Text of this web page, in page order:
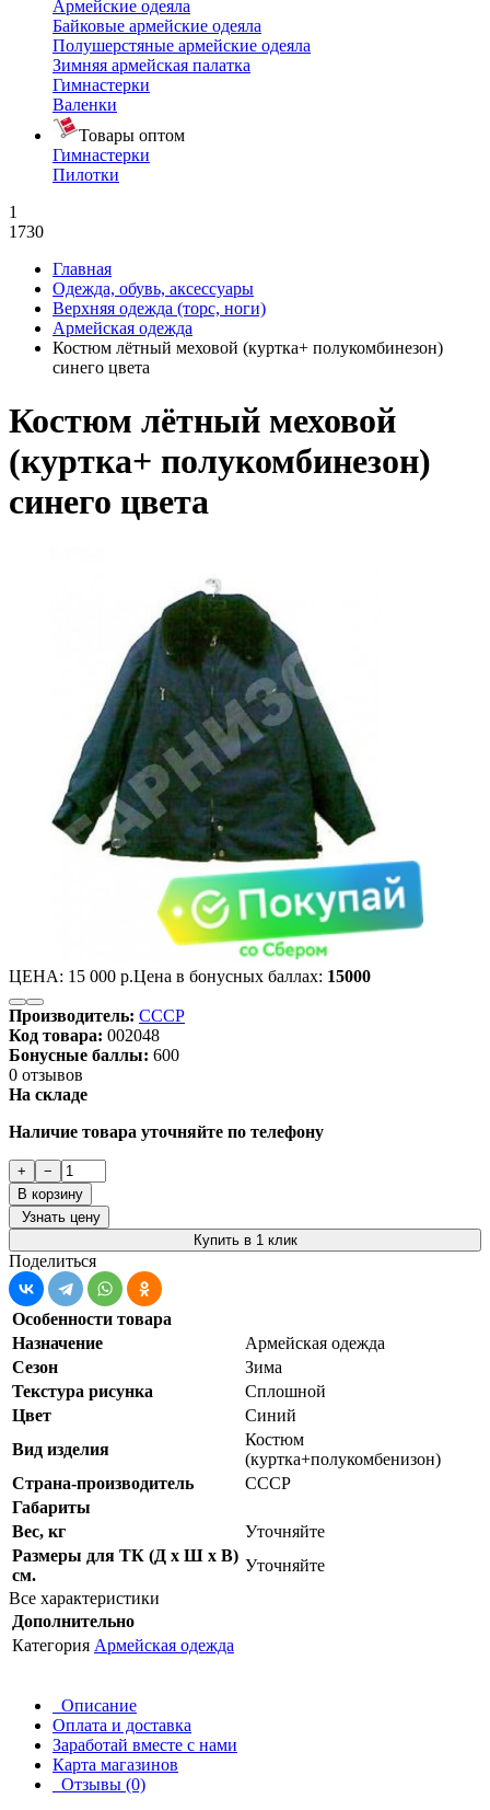
Армейские одеяла
Байковые армейские одеяла
Полушерстяные армейские одеяла
Зимняя армейская палатка
Гимнастерки
Валенки
Товары оптом
Гимнастерки
Пилотки
1
1730
Главная
Одежда, обувь, аксессуары
Верхняя одежда (торс, ноги)
Армейская одежда
Костюм лётный меховой (куртка+ полукомбинезон)
синего цвета
Костюм лётный меховой
(куртка+ полукомбинезон)
синего цвета
ЦЕНА: 15 000 р.Цена в бонусных баллах: 15000
Производитель: СССР
Код товара: 002048
Бонусные баллы: 600
0 отзывов
На складе
Наличие товара уточняйте по телефону
+
−
В корзину
Узнать цену
Купить в 1 клик
Поделиться
Особенности товара
Назначение
Армейская одежда
Сезон
Зима
Текстура рисунка
Сплошной
Цвет
Синий
Вид изделия
Костюм
(куртка+полукомбенизон)
Страна-производитель
СССР
Габариты
Вес, кг
Уточняйте
Размеры для ТК (Д х Ш х В)
см.
Уточняйте
Все характеристики
Дополнительно
Категория Армейская одежда
Описание
Оплата и доставка
Заработай вместе с нами
Карта магазинов
Отзывы (0)